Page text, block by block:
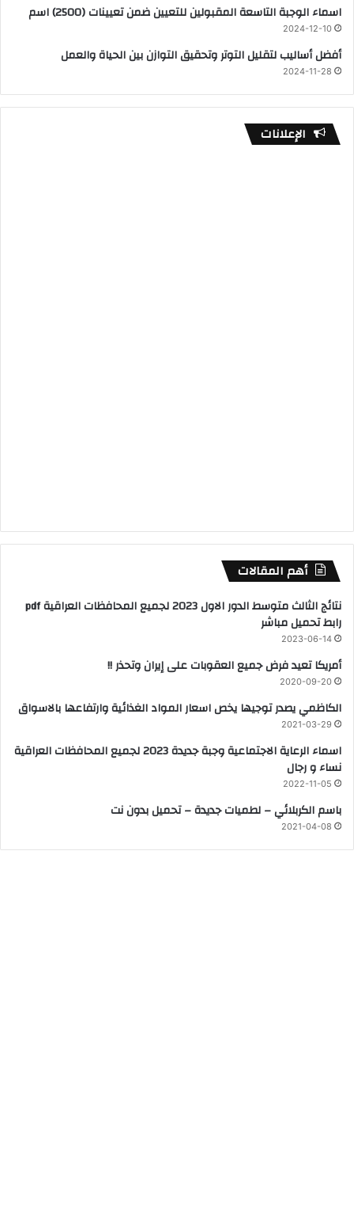
اسماء الوجبة التاسعة المقبولين للتعيين ضمن تعيينات (2500) اسم
2024-12-10
أفضل أساليب لتقليل التوتر وتحقيق التوازن بين الحياة والعمل
2024-11-28
الإعلانات
أهم المقالات
نتائج الثالث متوسط الدور الاول 2023 لجميع المحافظات العراقية pdf
رابط تحميل مباشر
2023-06-14
أمريكا تعيد فرض جميع العقوبات على إيران وتحذر !!
2020-09-20
الكاظمي يصدر توجيها يخص اسعار المواد الغذائية وارتفاعها بالاسواق
2021-03-29
اسماء الرعاية الاجتماعية وجبة جديدة 2023 لجميع المحافظات العراقية
نساء و رجال
2022-11-05
باسم الكربلائي – لطميات جديدة – تحميل بدون نت
2021-04-08